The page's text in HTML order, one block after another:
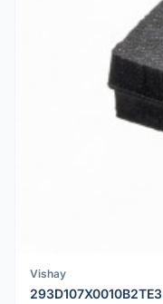
Vishay
293D107X0010B2TE3